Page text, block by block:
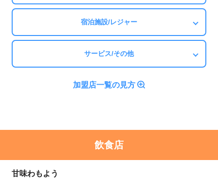
宿泊施設/レジャー
サービス/その他
加盟店一覧の見方
飲食店
甘味わもよう